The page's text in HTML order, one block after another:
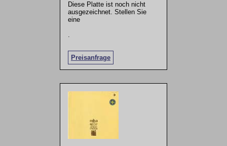
Diese Platte ist noch nicht
ausgezeichnet. Stellen Sie
eine
Preisanfrage
.